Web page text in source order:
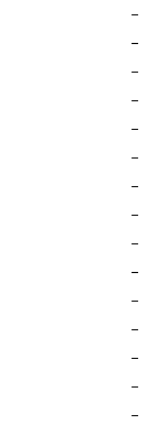
–
–
–
–
–
–
–
–
–
–
–
–
–
–
–